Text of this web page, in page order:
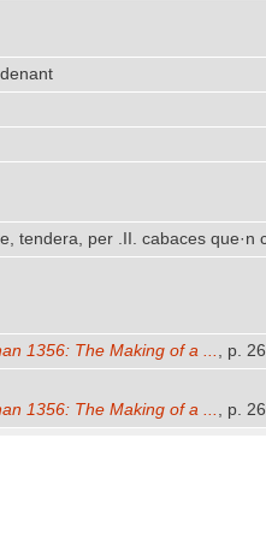
tendera, per .II. cabaces
1356: The Making of a ... , p.
1356: The Making of a ... , p.